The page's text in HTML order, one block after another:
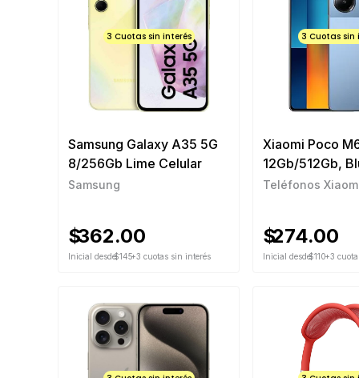
3 Cuotas sin interés
Samsung Galaxy A35 5G
8/256Gb Lime Celular
Samsung
$362.00
Inicial desde$145+3 cuotas sin interés
3 Cuotas sin
Xiaomi Poco
12Gb/512Gb,
Teléfonos
$274.00
Inicial desde$110+3